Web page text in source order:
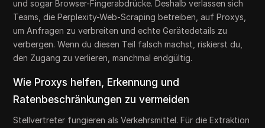
und sogar Browser-Fingerabdrücke. Deshalb verlassen sich
Teams, die Perplexity-Web-Scraping betreiben, auf Proxys,
um Anfragen zu verbreiten und echte Gerätedetails zu
verbergen. Wenn du diesen Teil falsch machst, riskierst du,
den Zugang zu verlieren, manchmal endgültig.
Wie Proxys helfen, Erkennung und
Ratenbeschränkungen zu vermeiden
Stellvertreter fungieren als Verkehrsmittel. Für die Extraktion